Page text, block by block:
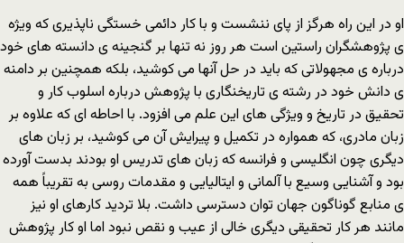
او در این راه هرگز از پای ننشست و با کار دائمی خستگی ناپذیری که ویژه
ی پژوهشگران راستین است هر روز نه تنها بر گنجینه ی دانسته های خود
درباره ی مجهولاتی که باید در حل آنها می کوشید، بلکه همچنین بر دامنه
ی دانش خود در رشته ی تاریخنگاری با پژوهش درباره اسلوب کار و
تحقیق در تاریخ و ویژگی های این علم می افزود. با احاطه ای که علاوه بر
زبان مادری، که همواره در تکمیل و پیرایش آن می کوشید، بر زبان های
دیگری چون انگلیسی و فرانسه که زبان های تدریس او بودند بدست آورده
بود و آشنایی وسیع با آلمانی و ایتالیایی و مقدمات روسی به تقریباً همه
ی منابع گوناگون جهان توان دسترسی داشت. بلا تردید کارهای او نیز
مانند هر کار تحقیقی دیگری خالی از عیب و نقص نبود اما او کار پژوهش